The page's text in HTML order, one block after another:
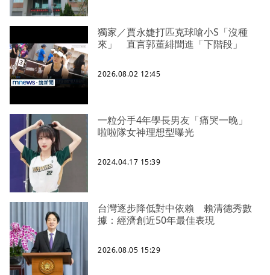
獨家／賈永婕打匹克球嗆小S「沒種
來」 直言郭董緋聞進「下階段」
2026.08.02 12:45
一粒分手4年學長男友「痛哭一晚」
啦啦隊女神理想型曝光
2024.04.17 15:39
台灣逐步降低對中依賴 賴清德秀數
據：經濟創近50年最佳表現
2026.08.05 15:29